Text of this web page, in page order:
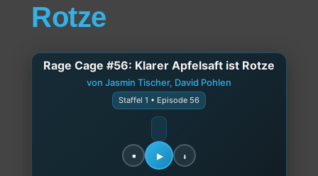
Rotze
Rage Cage #56: Klarer Apfelsaft ist Rotze
von Jasmin Tischer, David Pohlen
Staffel 1 • Episode 56